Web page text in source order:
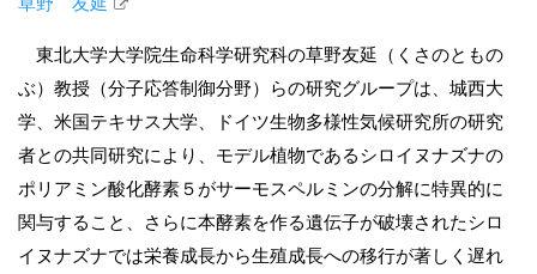
東北大学大学院生命科学研究科の草野友延（くさのともの
ぶ）教授（分子応答制御分野）らの研究グループは、城西大
学、米国テキサス大学、ドイツ生物多様性気候研究所の研究
者との共同研究により、モデル植物であるシロイヌナズナの
ポリアミン酸化酵素５がサーモスペルミンの分解に特異的に
関与すること、さらに本酵素を作る遺伝子が破壊されたシロ
イヌナズナでは栄養成長から生殖成長への移行が著しく遅れ